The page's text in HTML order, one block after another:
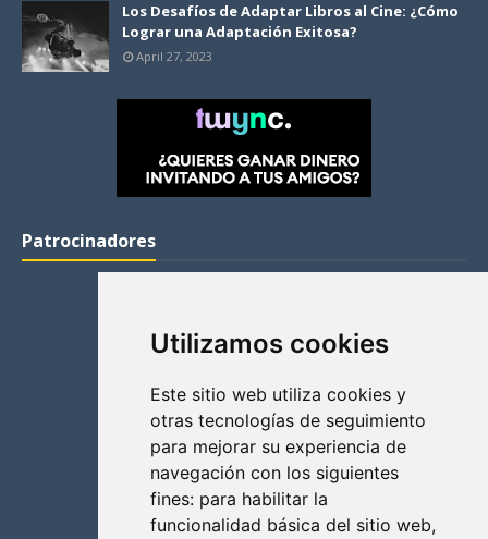
Utilizamos cookies
Este sitio web utiliza cookies y
otras tecnologías de seguimiento
para mejorar su experiencia de
navegación con los siguientes
fines: para habilitar la
funcionalidad básica del sitio web,
Los Desafíos de Adaptar Libros al Cine: ¿Cómo
Lograr una Adaptación Exitosa?
April 27, 2023
Patrocinadores